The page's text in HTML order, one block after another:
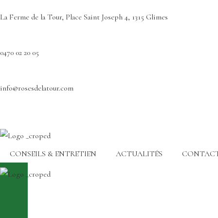
La Ferme de la Tour, Place Saint Joseph 4, 1315 Glimes
0470 02 20 05
info@rosesdelatour.com
CONSEILS & ENTRETIEN ACTUALITÉS